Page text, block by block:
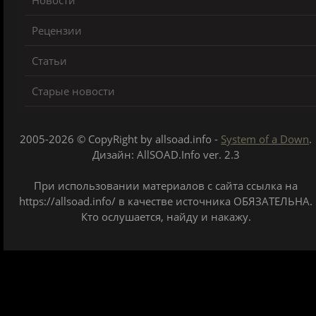
Рецензии
Статьи
Старые новости
2005-2026 © CopyRight by allsoad.info - System of a Down.
Дизайн: AllSOAD.Info ver. 2.3
При использовании материалов с сайта ссылка на
https://allsoad.info/ в качестве источника ОБЯЗАТЕЛЬНА.
Кто ослушается, найду и накажу.